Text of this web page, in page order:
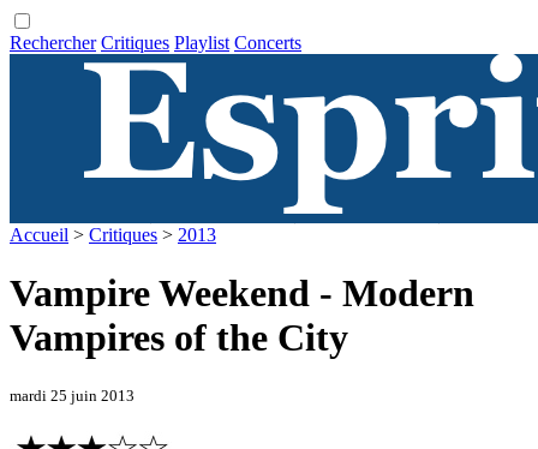
Rechercher Critiques Playlist Concerts
Accueil > Critiques > 2013
Vampire Weekend - Modern
Vampires of the City
mardi 25 juin 2013